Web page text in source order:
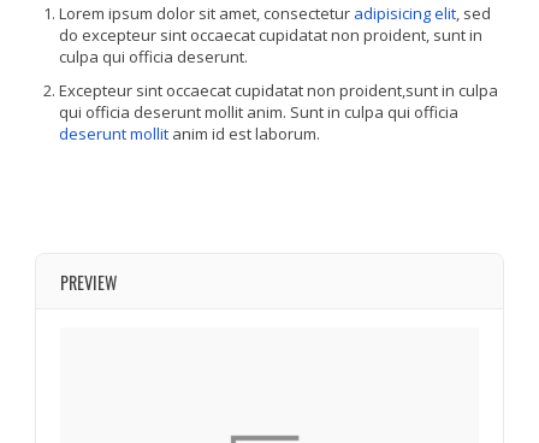
Lorem ipsum dolor sit amet, consectetur adipisicing elit, sed
do excepteur sint occaecat cupidatat non proident, sunt in
culpa qui officia deserunt.
Excepteur sint occaecat cupidatat non proident,sunt in culpa
qui officia deserunt mollit anim. Sunt in culpa qui officia
deserunt mollit anim id est laborum.
PREVIEW